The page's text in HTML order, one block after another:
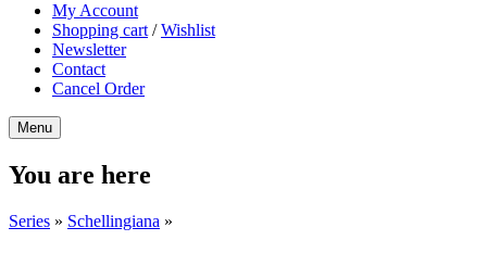
My Account
Shopping cart /Wishlist
Newsletter
Contact
Cancel Order
Menu
You are here
Series » Schellingiana »